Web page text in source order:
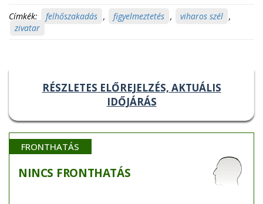
Címkék: felhőszakadás , figyelmeztetés , viharos szél ,
zivatar
RÉSZLETES ELŐREJELZÉS, AKTUÁLIS
IDŐJÁRÁS
FRONTHATÁS
NINCS FRONTHATÁS